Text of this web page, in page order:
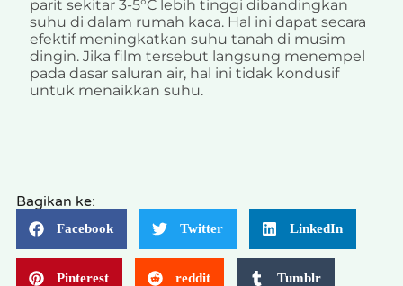
parit sekitar 3-5°C lebih tinggi dibandingkan
suhu di dalam rumah kaca. Hal ini dapat secara
efektif meningkatkan suhu tanah di musim
dingin. Jika film tersebut langsung menempel
pada dasar saluran air, hal ini tidak kondusif
untuk menaikkan suhu.
Bagikan ke:
Facebook Twitter LinkedIn
Pinterest reddit Tumblr